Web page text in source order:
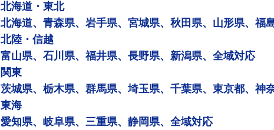
北海道・東北
北海道、青森県、岩手県、宮城県、秋田県、山形県、福
北陸・信越
富山県、石川県、福井県、長野県、新潟県、全域対応
関東
茨城県、栃木県、群馬県、埼玉県、千葉県、東京都、神
東海
愛知県、岐阜県、三重県、静岡県、全域対応